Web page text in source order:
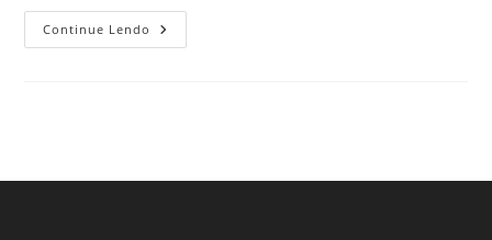
Continue Lendo
Hotéis
Confortavelmente